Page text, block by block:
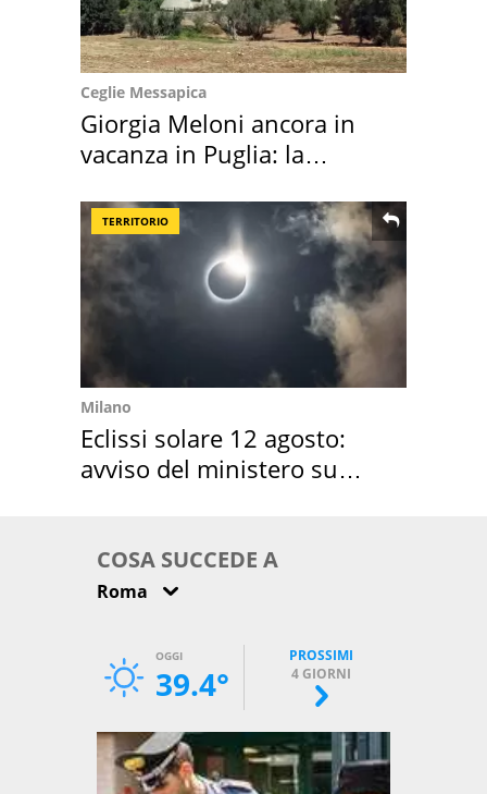
Ceglie Messapica
Giorgia Meloni ancora in
vacanza in Puglia: la
TERRITORIO
Milano
Eclissi solare 12 agosto:
avviso del ministero su